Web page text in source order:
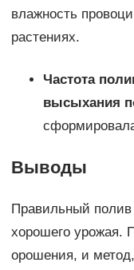
влажность
растениях.
Частота
высыхания
Выводы
Правильный
хорошего урожая.
орошения, и